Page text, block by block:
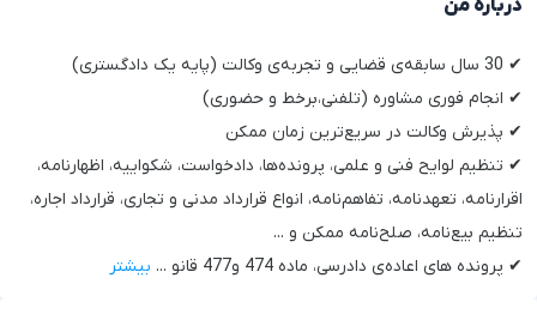
درباره من
✔ 30 سال سابقه‌ی قضایی و تجربه‌ی وکالت‌ (پایه یک دادگستری)
✔ انجام فوری مشاوره (تلفنی،برخط و حضوری)
✔ پذیرش وکالت در سریع‌ترین زمان ممکن
✔ تنظیم لوایح فنی و علمی، پرونده‌ها، دادخواست، شکواییه، اظهارنامه،
اقرارنامه، تعهدنامه، تفاهم‌نامه، انواع قرارداد مدنی و تجاری، قرارداد اجاره،
تنظیم بیع‌نامه، صلح‌نامه ممکن و ...
✔ پرونده های اعاده‌ی دادرسی، ماده 474 و477 قانو
... بیشتر